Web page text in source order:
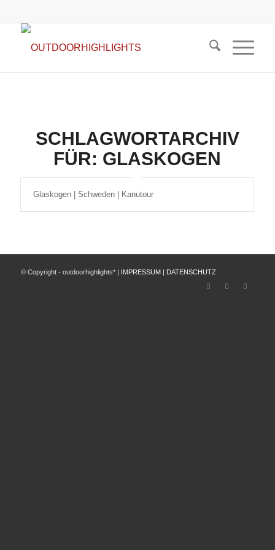
SCHLAGWORTARCHIV
FÜR: GLASKOGEN
Glaskogen | Schweden | Kanutour
© Copyright - outdoorhighlights* | IMPRESSUM| DATENSCHUTZ